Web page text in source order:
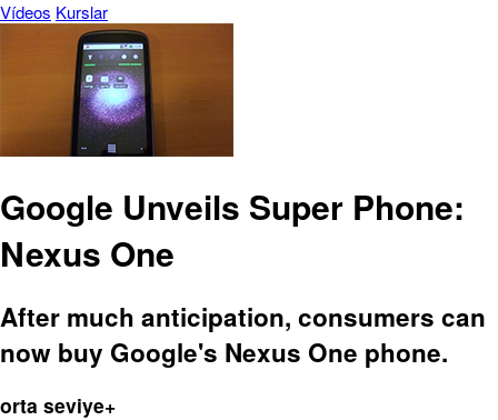
Vídeos Kurslar
Google Unveils Super Phone:
Nexus One
After much anticipation, consumers can
now buy Google's Nexus One phone.
orta seviye+